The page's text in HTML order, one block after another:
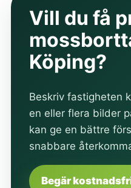
Vill du få
Köping?
Beskriv fastigheten
en eller flera bilder
kan ge en bättre
snabbare
Begär